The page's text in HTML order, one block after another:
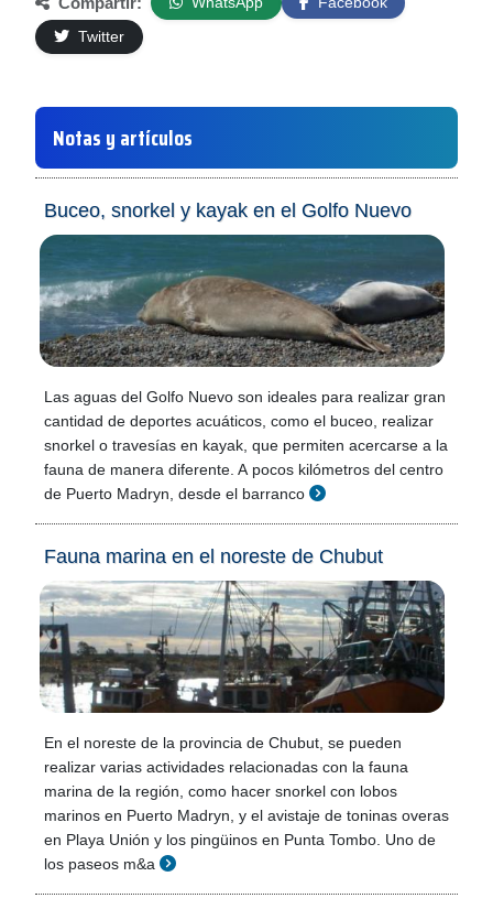
Twitter
Notas y artículos
Buceo, snorkel y kayak en el Golfo Nuevo
Las aguas del Golfo Nuevo son ideales para realizar gran
cantidad de deportes acuáticos, como el buceo, realizar
snorkel o travesías en kayak, que permiten acercarse a la
fauna de manera diferente. A pocos kilómetros del centro
de Puerto Madryn, desde el barranco
Fauna marina en el noreste de Chubut
En el noreste de la provincia de Chubut, se pueden
realizar varias actividades relacionadas con la fauna
marina de la región, como hacer snorkel con lobos
marinos en Puerto Madryn, y el avistaje de toninas overas
en Playa Unión y los pingüinos en Punta Tombo. Uno de
los paseos m&a